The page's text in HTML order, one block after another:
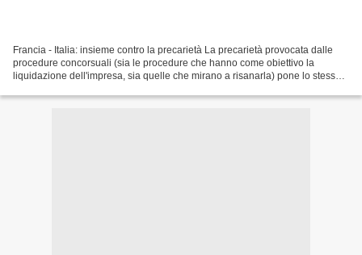
Francia - Italia: insieme contro la precarietà La precarietà provocata dalle
procedure concorsuali (sia le procedure che hanno come obiettivo la
liquidazione dell'impresa, sia quelle che mirano a risanarla) pone lo stesso